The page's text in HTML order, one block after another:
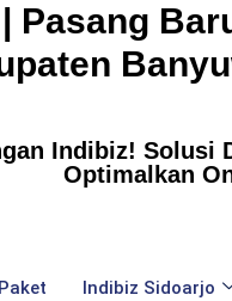
Pasang
Indibiz!
Optimalkan
Indibiz Sidoarjo